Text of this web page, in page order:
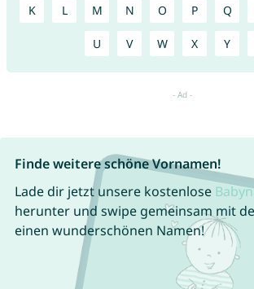
K L M N O P Q
U V W X Y
Finde weitere schöne Vornamen!
Lade dir jetzt unsere kostenlose
herunter und swipe gemeinsam mit
einen wunderschönen Namen!